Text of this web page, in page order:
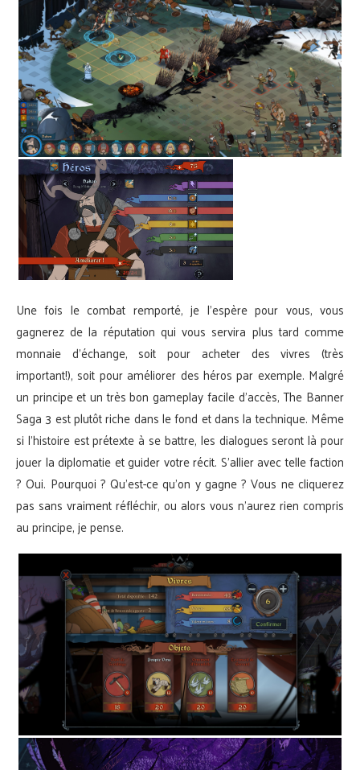
Une fois le combat remporté, je l’espère pour vous, vous
gagnerez de la réputation qui vous servira plus tard comme
monnaie d’échange, soit pour acheter des vivres (très
important!), soit pour améliorer des héros par exemple. Malgré
un principe et un très bon gameplay facile d’accès, The Banner
Saga 3 est plutôt riche dans le fond et dans la technique. Même
si l’histoire est prétexte à se battre, les dialogues seront là pour
jouer la diplomatie et guider votre récit. S’allier avec telle faction
? Oui. Pourquoi ? Qu’est-ce qu’on y gagne ? Vous ne cliquerez
pas sans vraiment réfléchir, ou alors vous n’aurez rien compris
au principe, je pense.